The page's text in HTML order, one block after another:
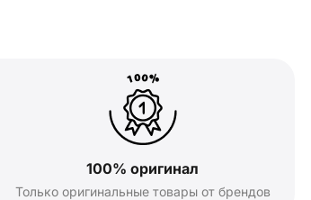
100% оригинал
Только оригинальные товары от брендов